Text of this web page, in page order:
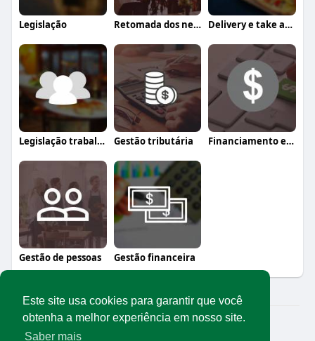
Este site usa cookies para garantir que você
obtenha a melhor experiência em nosso site.
Saber mais
Legislação Retomada dos negócios Delivery e take away
Legislação trabalhista Gestão tributária Financiamento e crédito
Gestão de pessoas Gestão financeira
© 2026 Rede Abrasel